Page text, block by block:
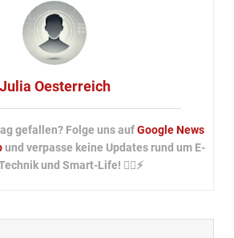
Julia Oesterreich
gefallen? Folge uns aufGoogle News
und verpasse keine Updates rund um E-
und Smart-Life! 🚴‍♂️⚡